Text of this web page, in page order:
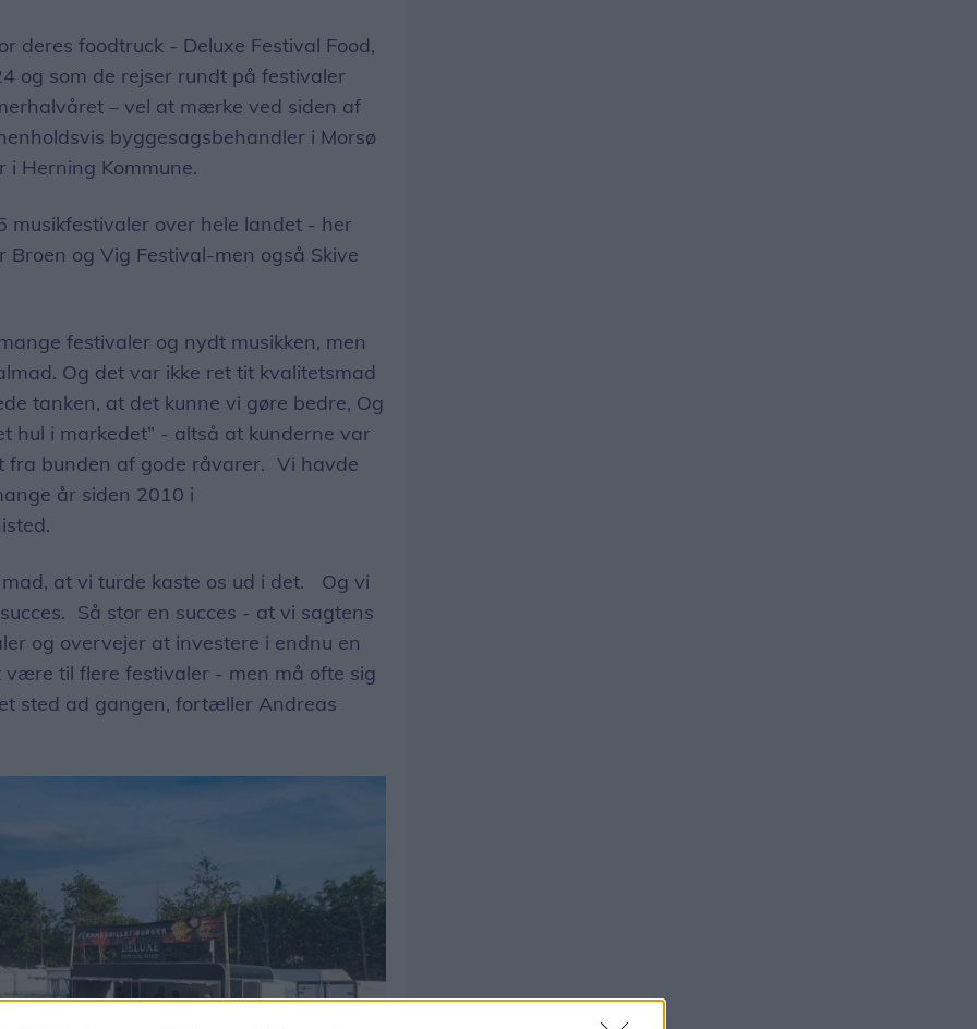
deres foodtruck - Deluxe Festival Food,
og som de rejser rundt på festivaler
– vel at mærke ved siden af
byggesagsbehandler i Morsø
Herning Kommune.
musikfestivaler over hele landet - her
Broen og Vig Festival-men også Skive
festivaler og nydt musikken, men
Og det var ikke ret tit kvalitetsmad
tanken, at det kunne vi gøre bedre, Og
hul i markedet” - altså at kunderne var
fra bunden af gode råvarer. Vi havde
år siden 2010 i
at vi turde kaste os ud i det. Og vi
Så stor en succes - at vi sagtens
og overvejer at investere i endnu en
til flere festivaler - men må ofte sig
sted ad gangen, fortæller Andreas